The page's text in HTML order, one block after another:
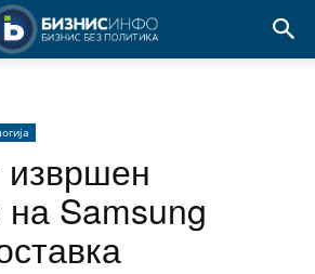
извршен
на Samsung